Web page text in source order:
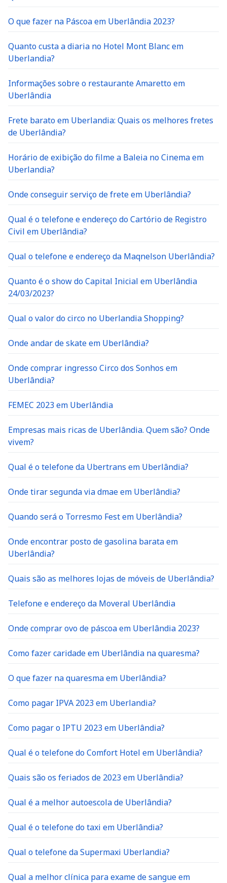
O que fazer na Páscoa em Uberlândia 2023?
Quanto custa a diaria no Hotel Mont Blanc em
Uberlandia?
Informações sobre o restaurante Amaretto em
Uberlândia
Frete barato em Uberlandia: Quais os melhores fretes
de Uberlândia?
Horário de exibição do filme a Baleia no Cinema em
Uberlandia?
Onde conseguir serviço de frete em Uberlândia?
Qual é o telefone e endereço do Cartório de Registro
Civil em Uberlândia?
Qual o telefone e endereço da Maqnelson Uberlândia?
Quanto é o show do Capital Inicial em Uberlândia
24/03/2023?
Qual o valor do circo no Uberlandia Shopping?
Onde andar de skate em Uberlândia?
Onde comprar ingresso Circo dos Sonhos em
Uberlândia?
FEMEC 2023 em Uberlândia
Empresas mais ricas de Uberlândia. Quem são? Onde
vivem?
Qual é o telefone da Ubertrans em Uberlândia?
Onde tirar segunda via dmae em Uberlândia?
Quando será o Torresmo Fest em Uberlândia?
Onde encontrar posto de gasolina barata em
Uberlândia?
Quais são as melhores lojas de móveis de Uberlândia?
Telefone e endereço da Moveral Uberlândia
Onde comprar ovo de páscoa em Uberlândia 2023?
Como fazer caridade em Uberlândia na quaresma?
O que fazer na quaresma em Uberlândia?
Como pagar IPVA 2023 em Uberlandia?
Como pagar o IPTU 2023 em Uberlândia?
Qual é o telefone do Comfort Hotel em Uberlândia?
Quais são os feriados de 2023 em Uberlândia?
Qual é a melhor autoescola de Uberlândia?
Qual é o telefone do taxi em Uberlândia?
Qual o telefone da Supermaxi Uberlandia?
Qual a melhor clínica para exame de sangue em